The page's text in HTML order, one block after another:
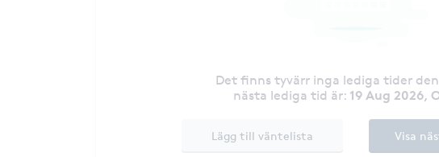
Det finns tyvärr inga lediga tider
nästa lediga tid är: 19 Aug 2026,
Lägg till väntelista Visa